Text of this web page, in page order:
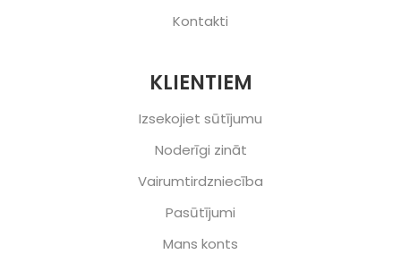
Kontakti
KLIENTIEM
Izsekojiet sūtījumu
Noderīgi zināt
Vairumtirdzniecība
Pasūtījumi
Mans konts